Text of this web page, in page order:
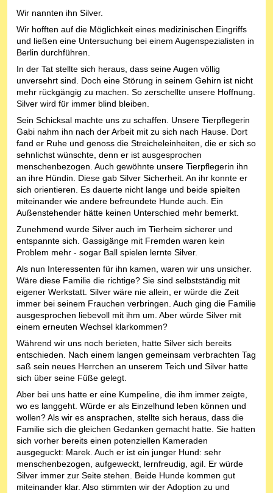
Wir nannten ihn Silver.
Wir hofften auf die Möglichkeit eines medizinischen Eingriffs
und ließen eine Untersuchung bei einem Augenspezialisten in
Berlin durchführen.
In der Tat stellte sich heraus, dass seine Augen völlig
unversehrt sind. Doch eine Störung in seinem Gehirn ist nicht
mehr rückgängig zu machen. So zerschellte unsere Hoffnung.
Silver wird für immer blind bleiben.
Sein Schicksal machte uns zu schaffen. Unsere Tierpflegerin
Gabi nahm ihn nach der Arbeit mit zu sich nach Hause. Dort
fand er Ruhe und genoss die Streicheleinheiten, die er sich so
sehnlichst wünschte, denn er ist ausgesprochen
menschenbezogen. Auch gewöhnte unsere Tierpflegerin ihn
an ihre Hündin. Diese gab Silver Sicherheit. An ihr konnte er
sich orientieren. Es dauerte nicht lange und beide spielten
miteinander wie andere befreundete Hunde auch. Ein
Außenstehender hätte keinen Unterschied mehr bemerkt.
Zunehmend wurde Silver auch im Tierheim sicherer und
entspannte sich. Gassigänge mit Fremden waren kein
Problem mehr - sogar Ball spielen lernte Silver.
Als nun Interessenten für ihn kamen, waren wir uns unsicher.
Wäre diese Familie die richtige? Sie sind selbstständig mit
eigener Werkstatt. Silver wäre nie allein, er würde die Zeit
immer bei seinem Frauchen verbringen. Auch ging die Familie
ausgesprochen liebevoll mit ihm um. Aber würde Silver mit
einem erneuten Wechsel klarkommen?
Während wir uns noch berieten, hatte Silver sich bereits
entschieden. Nach einem langen gemeinsam verbrachten Tag
saß sein neues Herrchen an unserem Teich und Silver hatte
sich über seine Füße gelegt.
Aber bei uns hatte er eine Kumpeline, die ihm immer zeigte,
wo es langgeht. Würde er als Einzelhund leben können und
wollen? Als wir es ansprachen, stellte sich heraus, dass die
Familie sich die gleichen Gedanken gemacht hatte. Sie hatten
sich vorher bereits einen potenziellen Kameraden
ausgeguckt: Marek. Auch er ist ein junger Hund: sehr
menschenbezogen, aufgeweckt, lernfreudig, agil. Er würde
Silver immer zur Seite stehen. Beide Hunde kommen gut
miteinander klar. Also stimmten wir der Adoption zu und